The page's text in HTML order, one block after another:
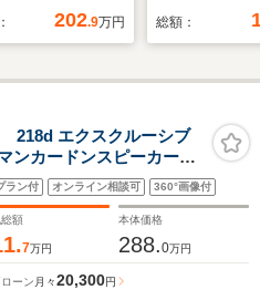
202.9万円
メラ ドラ
クルーズコン
Bluetooth
ドライト 衝
減ブレーキ
総額：
218d エクスクルーシブ
ンカードンスピーカー
イラインパッケージ ア
オイスターレザーシー
ンク アンビエントラ
ラン付 オンライン相談可 360°画像付
額
7万円
本体価格
288.0万円
ーン 月々20,300円